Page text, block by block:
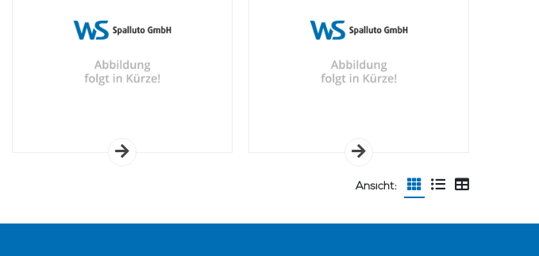
Ansicht: